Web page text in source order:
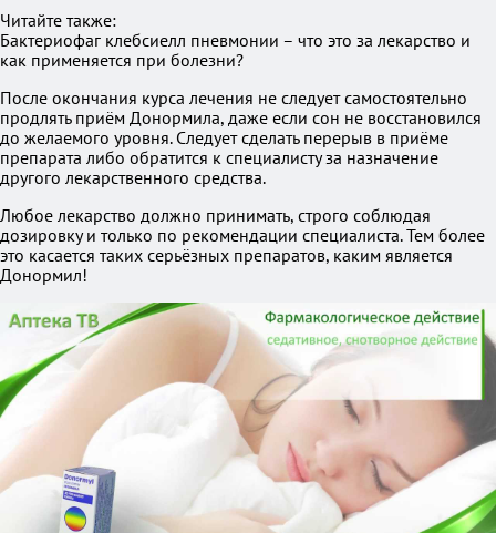
Читайте также:
Бактериофаг клебсиелл пневмонии – что это за лекарство и
как применяется при болезни?
После окончания курса лечения не следует самостоятельно
продлять приём Донормила, даже если сон не восстановился
до желаемого уровня. Следует сделать перерыв в приёме
препарата либо обратится к специалисту за назначение
другого лекарственного средства.
Любое лекарство должно принимать, строго соблюдая
дозировку и только по рекомендации специалиста. Тем более
это касается таких серьёзных препаратов, каким является
Донормил!